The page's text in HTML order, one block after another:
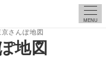
MENU
さんぽ地図
地図